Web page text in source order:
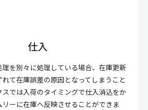
仕入
を別々に処理している場合、在庫更新
て在庫誤差の原因となってしまうこと
では入荷のタイミングで仕入消込をか
ーに在庫へ反映させることができま